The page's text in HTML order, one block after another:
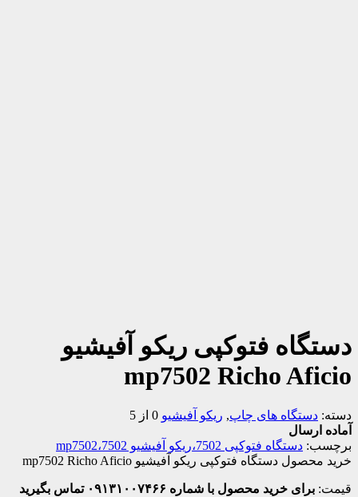
دستگاه فتوکپی ریکو آفیشیو
mp7502 Richo Aficio
دسته: دستگاه های چاپ, ریکو آفیشیو 0 از 5
آماده ارسال
برچسب: دستگاه فتوکپی 7502،ریکو آفیشیو 7502،mp7502
خرید محصول دستگاه فتوکپی ریکو آفیشیو mp7502 Richo Aficio
قیمت: برای خرید محصول با شماره ۰۹۱۳۱۰۰۷۴۶۶ تماس بگیرید